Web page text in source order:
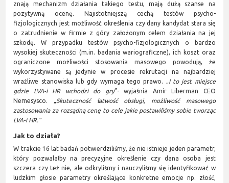
znają mechanizm działania takiego testu, mają dużą szanse na
pozytywną ocenę. Najistotniejszą cechą testów psycho-
fizjologicznych jest możliwość określenia czy dany kandydat stara się
o zatrudnienie w firmie z góry założonym celem działania na jej
szkodę. W przypadku testów psycho-fizjologicznych o bardzo
wysokiej skuteczności (m.in. badania wariograficzne), ich koszt oraz
ograniczone możliwości stosowania masowego powodują, że
wykorzystywane są jedynie w procesie rekrutacji na najbardziej
wrażliwe stanowiska lub gdy wymaga tego prawo. „I to jest miejsce
gdzie LVA-i HR wchodzi do gry”- wyjaśnia Amir Liberman CEO
Nemesysco. „Skuteczność łatwość obsługi, możliwość masowego
zastosowania za rozsądną cenę to cele jakie postawiliśmy sobie tworząc
LVA-i HR.”
Jak to działa?
W trakcie 16 lat badań potwierdziliśmy, że nie istnieje jeden parametr,
który pozwalałby na precyzyjne określenie czy dana osoba jest
szczera czy też nie, ale odkryliśmy i nauczyliśmy się identyfikować w
ludzkim głosie parametry określające konkretne emocje np. złość,